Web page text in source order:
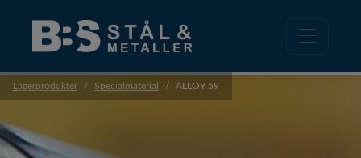
Lagerprodukter Specialmaterial ALLOY 59